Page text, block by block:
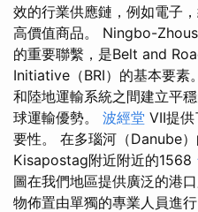
效的行業供應鏈，例如電子
高價值商品。 Ningbo-
的重要聯繫，是Belt and
Initiative（BRI）的基本要素
和陸地運輸系統之間建立平
球運輸優勢。 波經堂 VII提
要性。 在多瑙河（Danube
Kisapostag附近附近的1568
圖在我們地區提供廣泛的港口
物佈置由單獨的專業人員進